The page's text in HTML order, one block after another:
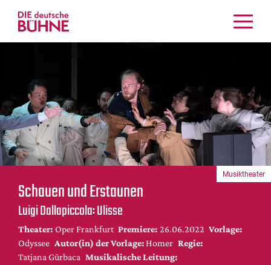
Musiktheater
Tanz
Crossover
Bühnenwelt
Festivals & Veranstaltungen
Menschen & Theater
Themen
Internationales
Nachrufe
Medientipps
Schauen und Erstaunen
Luigi Dallapiccola: Ulisse
Theater: Oper Frankfurt Premiere: 26.06.2022 Vorlage:
Odyssee Autor(in) der Vorlage: Homer Regie:
Tatjana Gürbaca Musikalische Leitung:
Musiktheater